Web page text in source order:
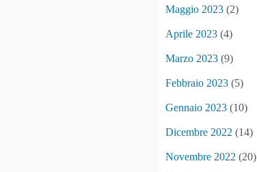
Maggio 2023 (2)
Aprile 2023 (4)
Marzo 2023 (9)
Febbraio 2023 (5)
Gennaio 2023 (10)
Dicembre 2022 (14)
Novembre 2022 (20)